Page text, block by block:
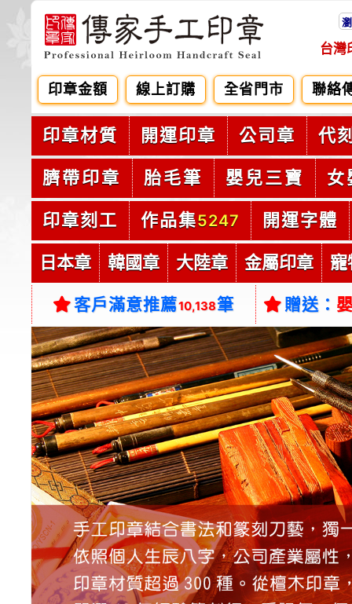
台灣
印章金額 線上訂購 全省門市 聯絡
印章材質 開運印章 公司章 代
臍帶印章 胎毛筆 嬰兒三寶 女
印章刻工 作品集5247 開運字體
日本章 韓國章 大陸章 金屬印章 寵
客戶滿意推薦10,138筆 贈送：